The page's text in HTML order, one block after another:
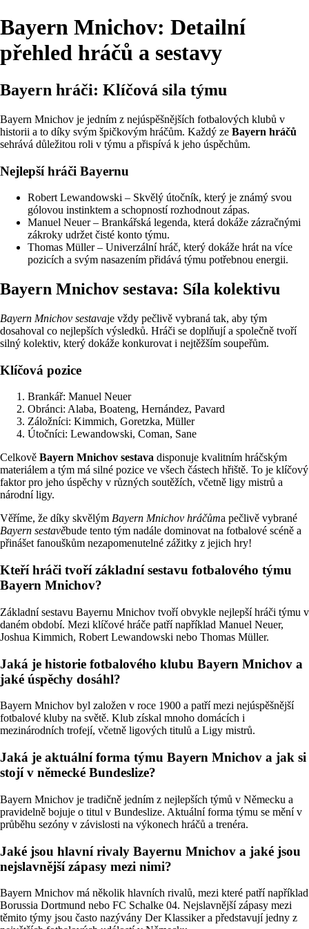
Bayern Mnichov: Detailní
přehled hráčů a sestavy
Bayern hráči: Klíčová sila týmu
Bayern Mnichov je jedním z nejúspěšnějších fotbalových klubů v
historii a to díky svým špičkovým hráčům. Každý ze Bayern hráčů
sehrává důležitou roli v týmu a přispívá k jeho úspěchům.
Nejlepší hráči Bayernu
Robert Lewandowski – Skvělý útočník, který je známý svou
gólovou instinktem a schopností rozhodnout zápas.
Manuel Neuer – Brankářská legenda, která dokáže zázračnými
zákroky udržet čisté konto týmu.
Thomas Müller – Univerzální hráč, který dokáže hrát na více
pozicích a svým nasazením přidává týmu potřebnou energii.
Bayern Mnichov sestava: Síla kolektivu
Bayern Mnichov sestavaje vždy pečlivě vybraná tak, aby tým
dosahoval co nejlepších výsledků. Hráči se doplňují a společně tvoří
silný kolektiv, který dokáže konkurovat i nejtěžším soupeřům.
Klíčová pozice
Brankář: Manuel Neuer
Obránci: Alaba, Boateng, Hernández, Pavard
Záložníci: Kimmich, Goretzka, Müller
Útočníci: Lewandowski, Coman, Sane
Celkově Bayern Mnichov sestava disponuje kvalitním hráčským
materiálem a tým má silné pozice ve všech částech hřiště. To je klíčový
faktor pro jeho úspěchy v různých soutěžích, včetně ligy mistrů a
národní ligy.
Věříme, že díky skvělým Bayern Mnichov hráčůma pečlivě vybrané
Bayern sestavěbude tento tým nadále dominovat na fotbalové scéně a
přinášet fanouškům nezapomenutelné zážitky z jejich hry!
Kteří hráči tvoří základní sestavu fotbalového týmu
Bayern Mnichov?
Základní sestavu Bayernu Mnichov tvoří obvykle nejlepší hráči týmu v
daném období. Mezi klíčové hráče patří například Manuel Neuer,
Joshua Kimmich, Robert Lewandowski nebo Thomas Müller.
Jaká je historie fotbalového klubu Bayern Mnichov a
jaké úspěchy dosáhl?
Bayern Mnichov byl založen v roce 1900 a patří mezi nejúspěšnější
fotbalové kluby na světě. Klub získal mnoho domácích i
mezinárodních trofejí, včetně ligových titulů a Ligy mistrů.
Jaká je aktuální forma týmu Bayern Mnichov a jak si
stojí v německé Bundeslize?
Bayern Mnichov je tradičně jedním z nejlepších týmů v Německu a
pravidelně bojuje o titul v Bundeslize. Aktuální forma týmu se mění v
průběhu sezóny v závislosti na výkonech hráčů a trenéra.
Jaké jsou hlavní rivaly Bayernu Mnichov a jaké jsou
nejslavnější zápasy mezi nimi?
Bayern Mnichov má několik hlavních rivalů, mezi které patří například
Borussia Dortmund nebo FC Schalke 04. Nejslavnější zápasy mezi
těmito týmy jsou často nazývány Der Klassiker a představují jedny z